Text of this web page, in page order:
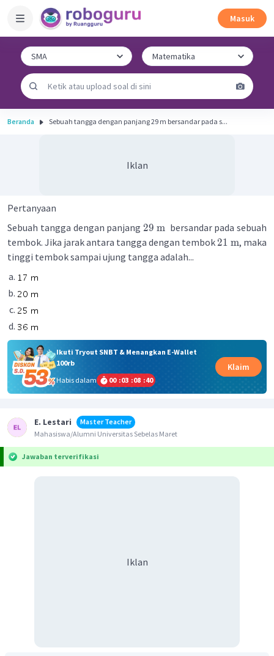
Masuk
Beranda Sebuah tangga dengan panjang 29 m bersandar pada s...
Iklan
Pertanyaan
Sebuah tangga dengan panjang 29 m bersandar pada sebuah
tembok. Jika jarak antara tangga dengan tembok 21 m, maka
tinggi tembok sampai ujung tangga adalah...
Ikuti Tryout SNBT & Menangkan E-Wallet
100rb
Habis dalam
00 :03 :08 :39
Klaim
E. Lestari
Master Teacher
Mahasiswa/Alumni Universitas Sebelas Maret
Jawaban terverifikasi
Iklan